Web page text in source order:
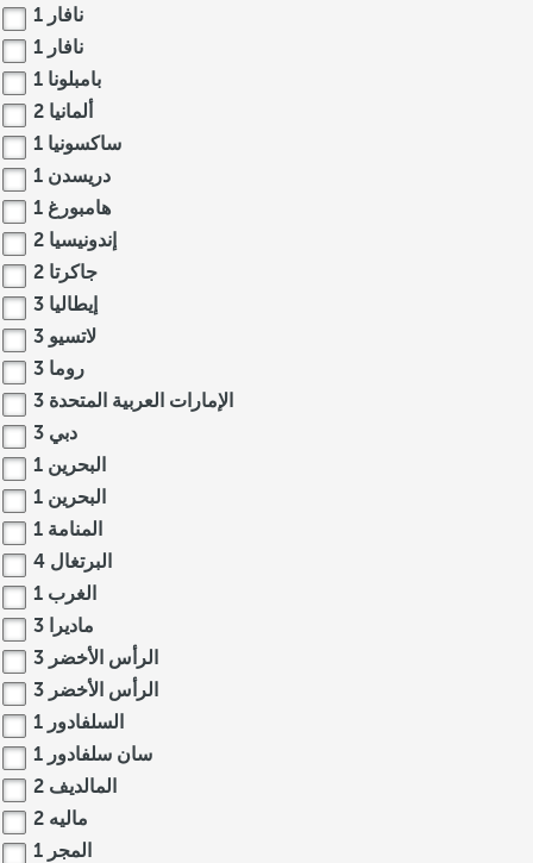
نافار 1
نافار 1
بامبلونا 1
ألمانيا 2
ساكسونيا 1
دريسدن 1
هامبورغ 1
إندونيسيا 2
جاكرتا 2
إيطاليا 3
لاتسيو 3
روما 3
الإمارات العربية المتحدة 3
دبي 3
البحرين 1
البحرين 1
المنامة 1
البرتغال 4
الغرب 1
ماديرا 3
الرأس الأخضر 3
الرأس الأخضر 3
السلفادور 1
سان سلفادور 1
المالديف 2
ماليه 2
المجر 1